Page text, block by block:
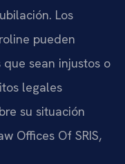
Los
pueden
sean injustos o
legales
su situación
Offices Of SRIS,